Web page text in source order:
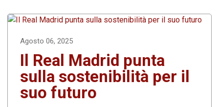
Agosto 06, 2025
Il Real Madrid punta
sulla sostenibilità per il
suo futuro